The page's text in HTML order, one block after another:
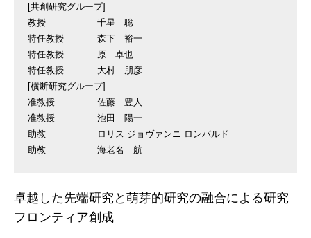
[共創研究グループ]
教授
千星 聡
特任教授
森下 裕一
特任教授
原 卓也
特任教授
大村 朋彦
[横断研究グループ]
准教授
佐藤 豊人
准教授
池田 陽一
助教
ロリス ジョヴァンニ ロンバルド
助教
海老名 航
卓越した先端研究と萌芽的研究の融合による研究
フロンティア創成